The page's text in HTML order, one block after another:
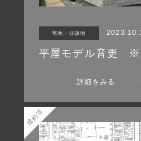
宅地・分譲地
平屋モデル音更 ※
詳細をみる
成約済